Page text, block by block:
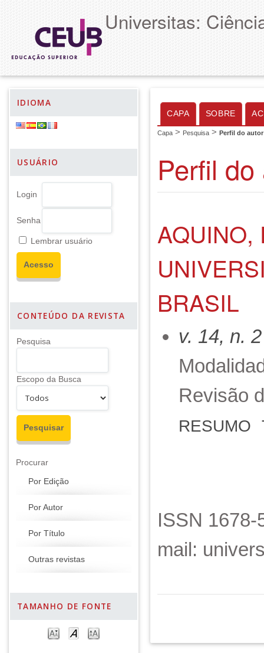
Universitas:
IDIOMA
USUÁRIO
Login
Senha
Lembrar usuário
CONTEÚDO DA REVISTA
Pesquisa
Escopo da Busca
Procurar
Por Edição
Por Autor
Por Título
Outras revistas
TAMANHO DE FONTE
CAPA SOBRE
Capa > Pesquisa > Perfil do autor
Perfil
AQUINO,
BRASIL
v. 14, n.
Revisão
RESUMO
ISSN
mail: